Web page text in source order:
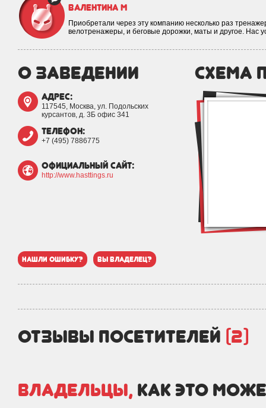
Валентина М
Приобретали через эту компанию несколько раз
велотренажеры, и беговые дорожки, маты и другое. Нас
о заведении
адрес:
117545, Москва, ул. Подольских
курсантов, д. 3Б офис 341
телефон:
+7 (495) 7886775
официальный сайт:
http://www.hasttings.ru
схема
нашли ошибку? вы владелец?
отзывы посетителей (2)
Владельцы, как это